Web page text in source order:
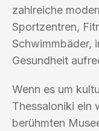
zahlreiche
Sportzentren,
Schwimmbäder,
Gesundheit
Wenn es um
Thessaloniki ein
berühmten